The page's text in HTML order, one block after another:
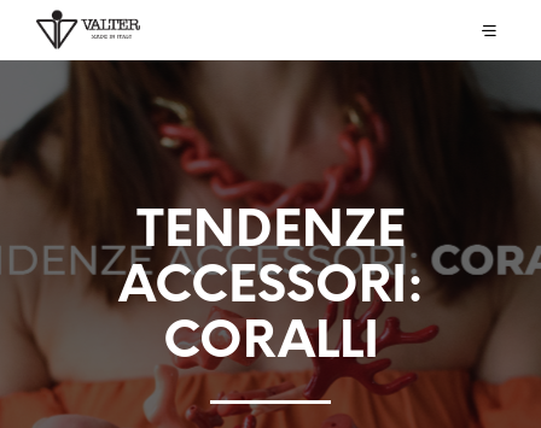
TENDENZE
ACCESSORI:
CORALLI